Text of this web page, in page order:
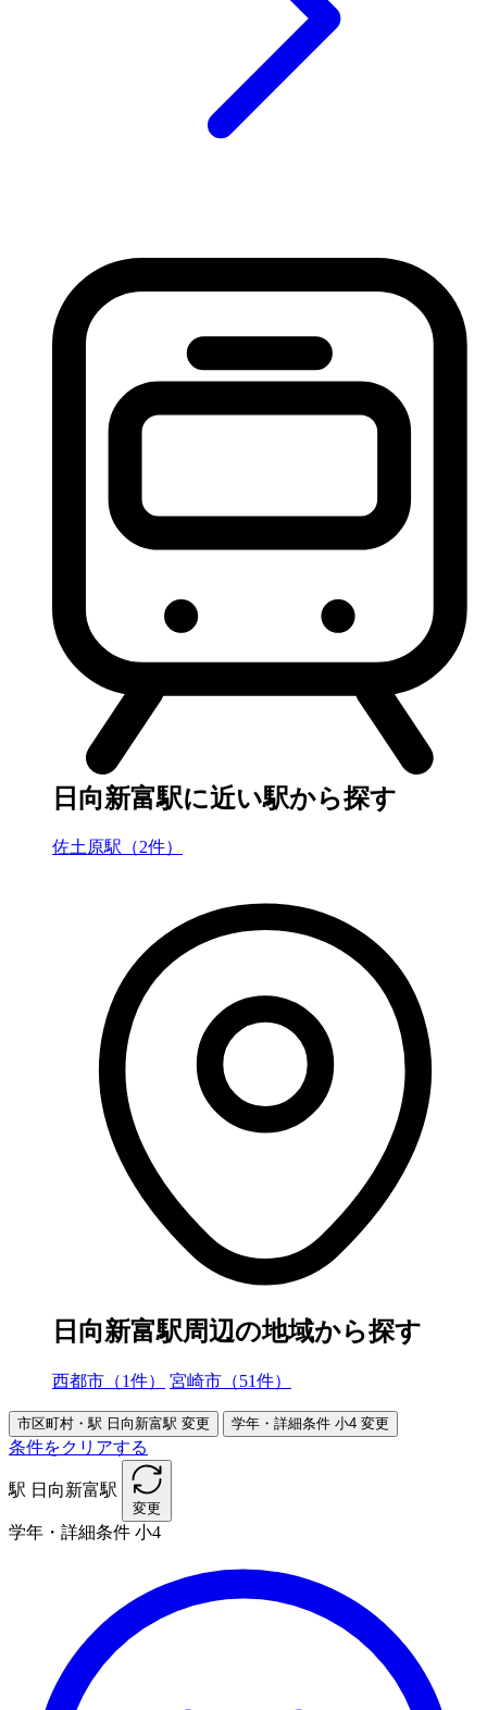
日向新富駅に近い駅から探す
佐土原駅（2件）
日向新富駅周辺の地域から探す
西都市（1件） 宮崎市（51件）
市区町村・駅 日向新富駅 変更 学年・詳細条件 小4 変更
条件をクリアする
駅 日向新富駅
変更
学年・詳細条件 小4